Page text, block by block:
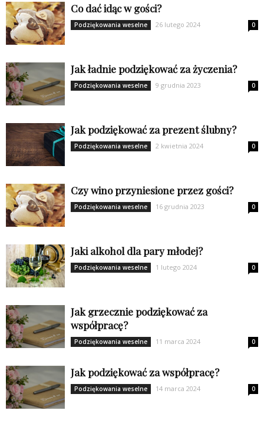
Co dać idąc w gości?
Podziękowania weselne 26 lutego 2024 0
Jak ładnie podziękować za życzenia?
Podziękowania weselne 9 grudnia 2023 0
Jak podziękować za prezent ślubny?
Podziękowania weselne 2 kwietnia 2024 0
Czy wino przyniesione przez gości?
Podziękowania weselne 16 grudnia 2023 0
Jaki alkohol dla pary młodej?
Podziękowania weselne 1 lutego 2024 0
Jak grzecznie podziękować za
współpracę?
Podziękowania weselne 11 marca 2024 0
Jak podziękować za współpracę?
Podziękowania weselne 14 marca 2024 0